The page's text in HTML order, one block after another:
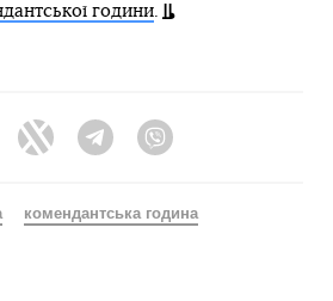
години.
FacebookTwitter Telegram
комендантська година